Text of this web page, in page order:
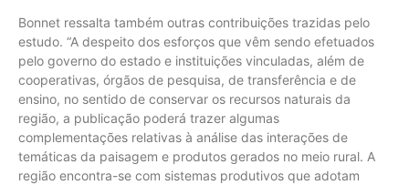
Bonnet ressalta também outras contribuições trazidas pelo
estudo. “A despeito dos esforços que vêm sendo efetuados
pelo governo do estado e instituições vinculadas, além de
cooperativas, órgãos de pesquisa, de transferência e de
ensino, no sentido de conservar os recursos naturais da
região, a publicação poderá trazer algumas
complementações relativas à análise das interações de
temáticas da paisagem e produtos gerados no meio rural. A
região encontra-se com sistemas produtivos que adotam